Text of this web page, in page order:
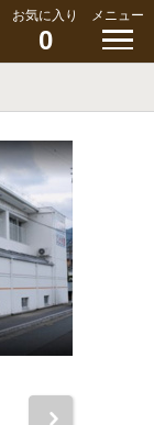
お気に入り
0
メニュー